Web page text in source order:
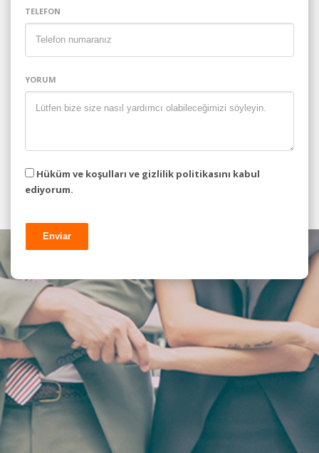
TELEFON
YORUM
Hüküm ve koşulları ve gizlilik politikasını kabul
ediyorum.